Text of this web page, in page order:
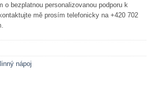
o bezplatnou personalizovanou podporu k
mě prosím telefonicky na +420 702
nápoj